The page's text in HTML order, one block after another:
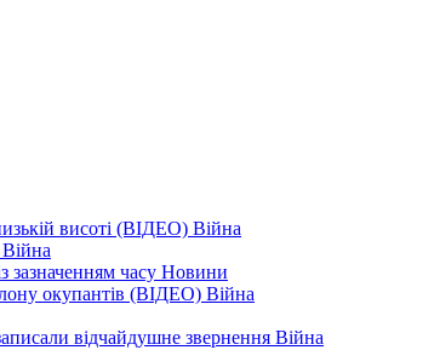
висоті (ВІДЕО) Війна
Війна
зазначенням часу Новини
окупантів (ВІДЕО) Війна
відчайдушне звернення Війна